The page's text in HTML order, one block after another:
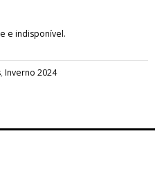
e indisponível.
, Inverno 2024